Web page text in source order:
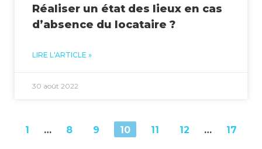
Réaliser un état des lieux en cas
d’absence du locataire ?
LIRE L'ARTICLE »
30 août 2022
1 … 8 9 10 11 12 … 17